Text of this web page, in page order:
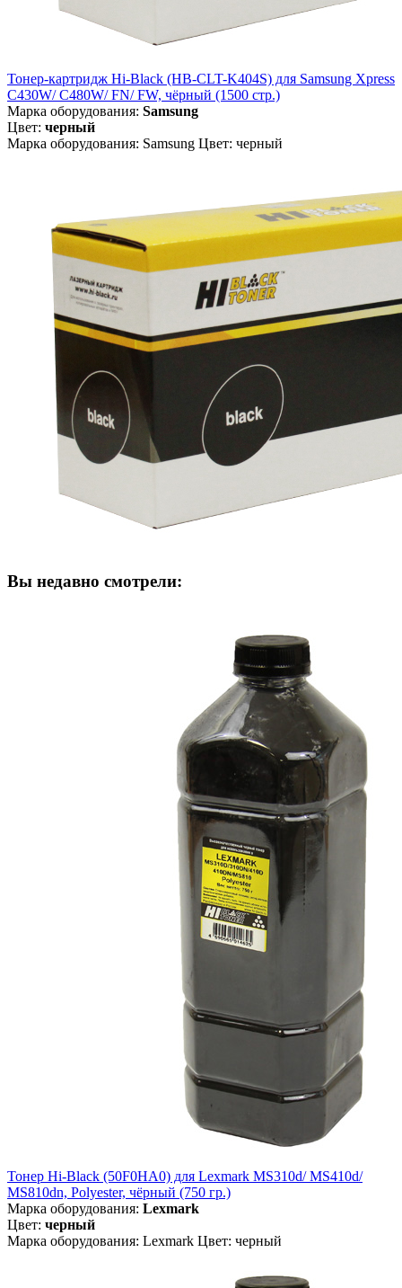
Тонер-картридж Hi-Black (HB-CLT-K404S) для Samsung Xpress
C430W/ С480W/ FN/ FW, чёрный (1500 стр.)
Марка оборудования: Samsung
Цвет: черный
Марка оборудования: Samsung Цвет: черный
Вы недавно смотрели:
Тонер Hi-Black (50F0HA0) для Lexmark MS310d/ MS410d/
MS810dn, Polyester, чёрный (750 гр.)
Марка оборудования: Lexmark
Цвет: черный
Марка оборудования: Lexmark Цвет: черный